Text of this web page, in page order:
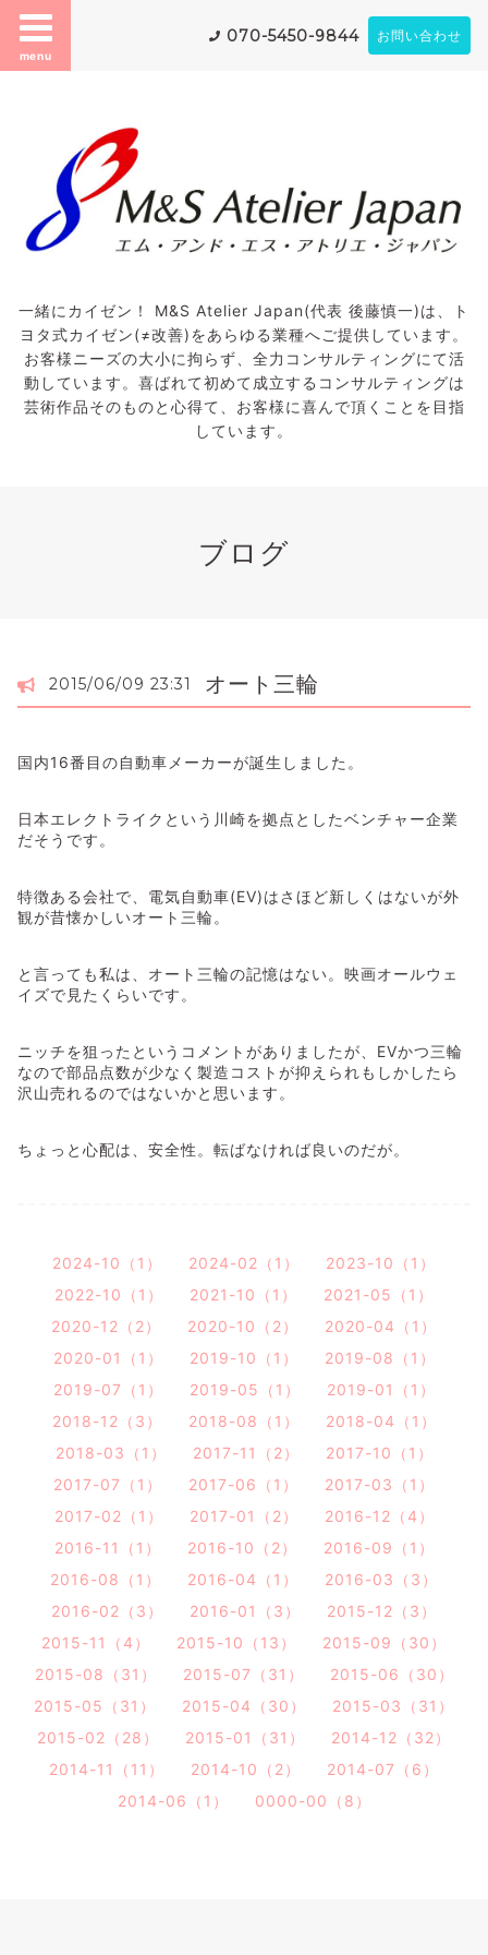
menu
070-5450-9844 お問い合わせ
一緒にカイゼン！ M&S Atelier Japan(代表 後藤慎一)は、ト
ヨタ式カイゼン(≠改善)をあらゆる業種へご提供しています。
お客様ニーズの大小に拘らず、全力コンサルティングにて活
動しています。喜ばれて初めて成立するコンサルティングは
芸術作品そのものと心得て、お客様に喜んで頂くことを目指
しています。
ブログ
2015/06/09 23:31 オート三輪
国内16番目の自動車メーカーが誕生しました。
日本エレクトライクという川崎を拠点としたベンチャー企業
だそうです。
特徴ある会社で、電気自動車(EV)はさほど新しくはないが外
観が昔懐かしいオート三輪。
と言っても私は、オート三輪の記憶はない。映画オールウェ
イズで見たくらいです。
ニッチを狙ったというコメントがありましたが、EVかつ三輪
なので部品点数が少なく製造コストが抑えられもしかしたら
沢山売れるのではないかと思います。
ちょっと心配は、安全性。転ばなければ良いのだが。
2024-10（1） 2024-02（1）
2023-10（1）
2022-10（1）
2021-10（1）
2021-05（1）
2020-12（2）
2020-10（2）
2020-04（1）
2020-01（1）
2019-10（1）
2019-08（1）
2019-07（1）
2019-05（1）
2019-01（1）
2018-12（3）
2018-08（1）
2018-04（1）
2018-03（1）
2017-11（2）
2017-10（1）
2017-07（1）
2017-06（1）
2017-03（1）
2017-02（1）
2017-01（2）
2016-12（4）
2016-11（1）
2016-10（2）
2016-09（1）
2016-08（1）
2016-04（1）
2016-03（3）
2016-02（3）
2016-01（3）
2015-12（3）
2015-11（4）
2015-10（13）
2015-09（30）
2015-08（31）
2015-07（31）
2015-06（30）
2015-05（31）
2015-04（30）
2015-03（31）
2015-02（28）
2015-01（31）
2014-12（32）
2014-11（11）
2014-10（2）
2014-07（6）
2014-06（1）
0000-00（8）